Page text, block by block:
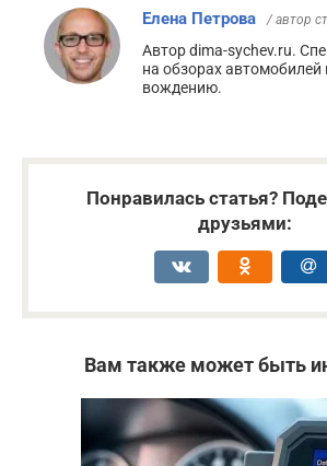
Елена Петрова / автор
Автор dima-sychev.ru.
на обзорах автомобилей
вождению.
Понравилась статья?
друзьями:
Вам также может быть